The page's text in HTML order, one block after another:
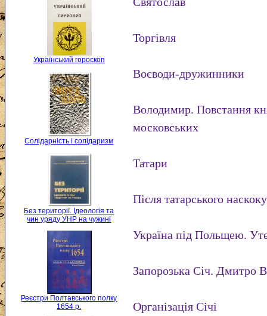
Український гороскоп
Солідарність і солідаризм
Без території. Ідеологія та
чин уряду УНР на чужині
Реєстри Полтавського полку
1654 р.
Торгівля
Воєводи-дружинники
Володимир. Повстання
московських
Татари
Після татарського наскоку
Україна під Польщею.
Запорозька Січ. Дмитро
Організація Січі